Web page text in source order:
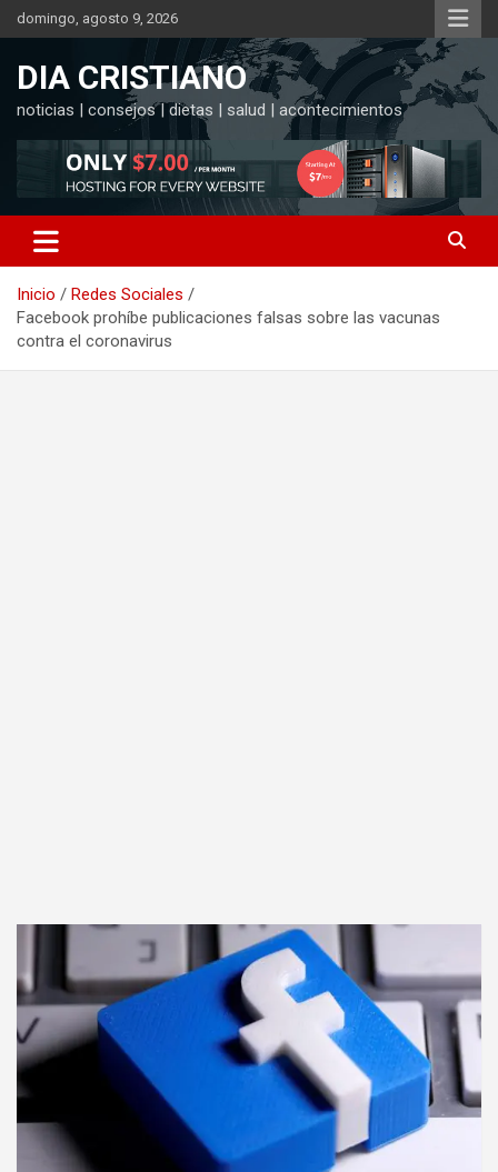
Saltar
al
domingo, agosto 9, 2026
DIA CRISTIANO
noticias | consejos | dietas | salud | acontecimientos
Inicio
Redes Sociales
Facebook prohíbe publicaciones falsas sobre las vacunas
contra el coronavirus